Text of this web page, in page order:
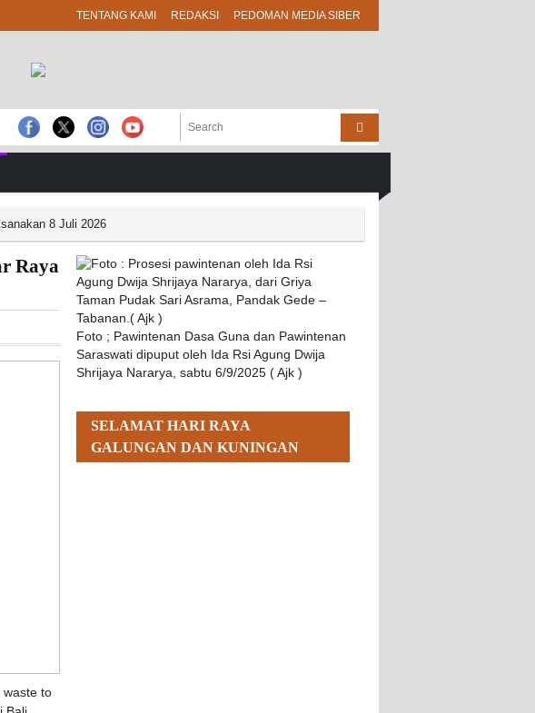
TENTANG KAMI REDAKSI PEDOMAN MEDIA SIBER
8 Juli 2026
Raya
waste to
Foto ; Pawintenan Dasa Guna dan Pawintenan
Saraswati dipuput oleh Ida Rsi Agung Dwija
Shrijaya Nararya, sabtu 6/9/2025 ( Ajk )
SELAMAT HARI RAYA
GALUNGAN DAN KUNINGAN